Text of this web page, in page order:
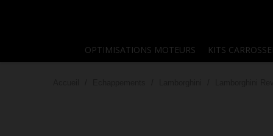
OPTIMISATIONS MOTEURS KITS